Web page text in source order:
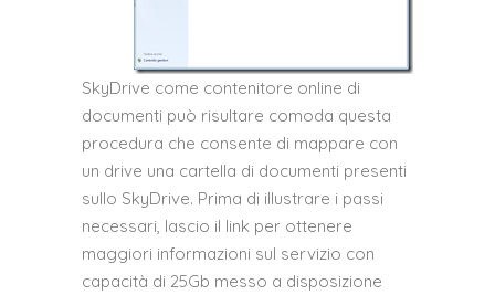
SkyDrive come contenitore online di
documenti può risultare comoda questa
procedura che consente di mappare con
un drive una cartella di documenti presenti
sullo SkyDrive. Prima di illustrare i passi
necessari, lascio il link per ottenere
maggiori informazioni sul servizio con
capacità di 25Gb messo a disposizione